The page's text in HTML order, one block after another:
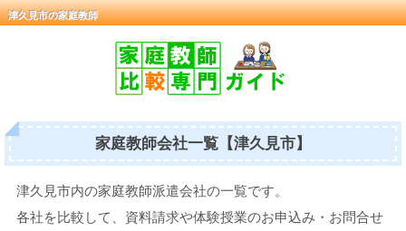
津久見市の家庭教師
家庭教師会社一覧【津久見市】
津久見市内の家庭教師派遣会社の一覧です。
各社を比較して、資料請求や体験授業のお申込み・お問合せ